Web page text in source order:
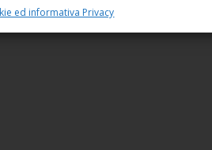
ed informativa Privacy